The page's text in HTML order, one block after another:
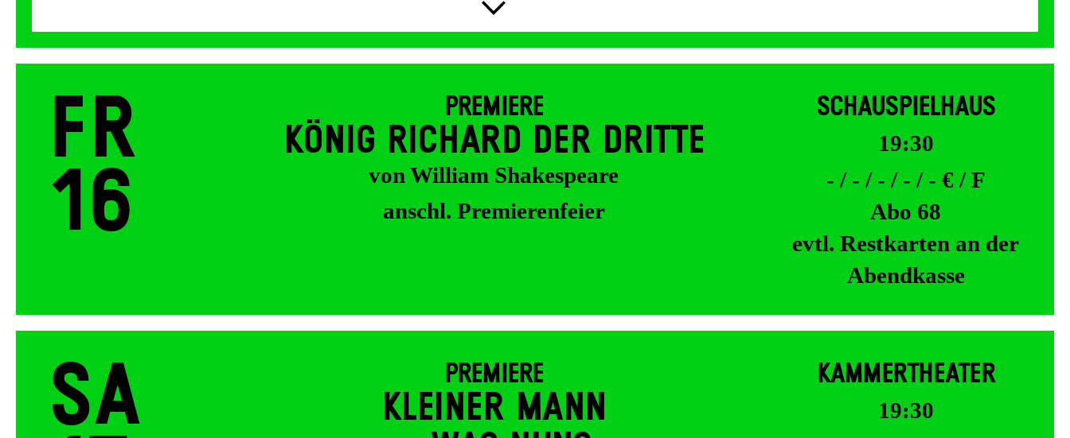
Fr
16
PREMIERE
KÖNIG RICHARD DER DRITTE
von William Shakespeare
anschl. Premierenfeier
SCHAUSPIELHAUS
19:30
- / - / - / - / - € / F
Abo 68
evtl. Restkarten an der
Abendkasse
Sa
PREMIERE
KLEINER MANN
KAMMERTHEATER
19:30